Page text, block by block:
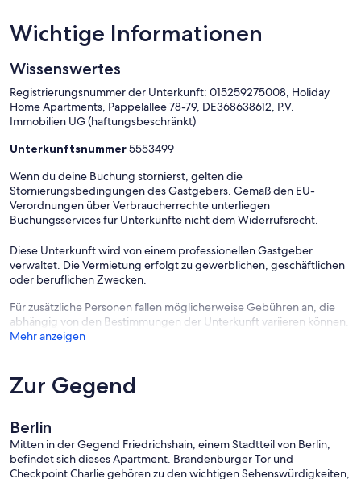
Die Wohnung ist perfekt für Städtereisende, Geschäftsleute oder
Wochenendtrips. Buche jetzt und freue Dich auf eine großartige
Die Gäste dürfen die Bereiche der gesamten Wohnung nutzen.
Partys in der Wohnung sind strengstens untersagt!
Wichtige Informationen
Wissenswertes
Registrierungsnummer der Unterkunft: 015259275008, Holiday
Home Apartments, Pappelallee 78-79, DE368638612, P.V.
Immobilien UG (haftungsbeschränkt)
Unterkunftsnummer5553499
Wenn du deine Buchung stornierst, gelten die
Stornierungsbedingungen des Gastgebers. Gemäß den EU-
Verordnungen über Verbraucherrechte unterliegen
Buchungsservices für Unterkünfte nicht dem Widerrufsrecht.
Diese Unterkunft wird von einem professionellen Gastgeber
verwaltet. Die Vermietung erfolgt zu gewerblichen, geschäftlichen
oder beruflichen Zwecken.
Für zusätzliche Personen fallen möglicherweise Gebühren an, die
abhängig von den Bestimmungen der Unterkunft variieren können.
Mehr anzeigen
Zur Gegend
Berlin
Mitten in der Gegend Friedrichshain, einem Stadtteil von Berlin,
befindet sich dieses Apartment. Brandenburger Tor und
Checkpoint Charlie gehören zu den wichtigen Sehenswürdigkeiten,